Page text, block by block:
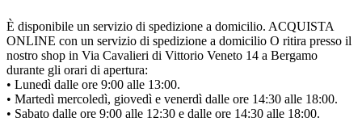
È disponibile un servizio di spedizione a domicilio. ACQUISTA
ONLINE con un servizio di spedizione a domicilio O ritira presso il
nostro shop in Via Cavalieri di Vittorio Veneto 14 a Bergamo
durante gli orari di apertura:
• Lunedì dalle ore 9:00 alle 13:00.
• Martedì mercoledì, giovedì e venerdì dalle ore 14:30 alle 18:00.
• Sabato dalle ore 9:00 alle 12:30 e dalle ore 14:30 alle 18:00.